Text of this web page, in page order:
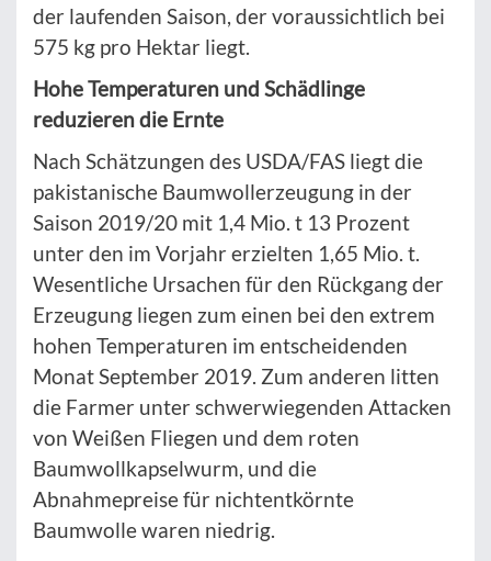
der laufenden Saison, der voraussichtlich bei
575 kg pro Hektar liegt.
Hohe Temperaturen und Schädlinge
reduzieren die Ernte
Nach Schätzungen des USDA/FAS liegt die
pakistanische Baumwollerzeugung in der
Saison 2019/20 mit 1,4 Mio. t 13 Prozent
unter den im Vorjahr erzielten 1,65 Mio. t.
Wesentliche Ursachen für den Rückgang der
Erzeugung liegen zum einen bei den extrem
hohen Temperaturen im entscheidenden
Monat September 2019. Zum anderen litten
die Farmer unter schwerwiegenden Attacken
von Weißen Fliegen und dem roten
Baumwollkapselwurm, und die
Abnahmepreise für nichtentkörnte
Baumwolle waren niedrig.